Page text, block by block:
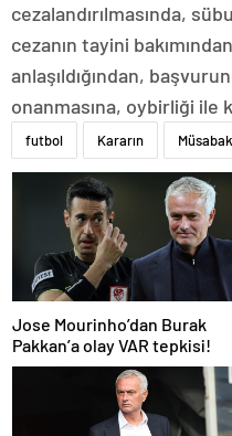
cezalandırılmasında,
cezanın tayini
anlaşıldığından,
onanmasına, oybirliği ile
futbol Kararın
Jose Mourinho’dan Burak
Pakkan’a olay VAR tepkisi!